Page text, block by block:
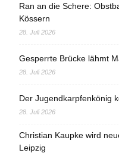
Ran an die Schere:
Kössern
28. Juli 2026
Gesperrte Brücke lähmt
28. Juli 2026
Der Jugendkarpfenkönig
28. Juli 2026
Christian Kaupke wird
Leipzig